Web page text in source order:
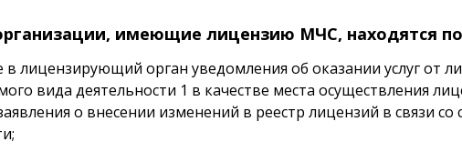
имеющие лицензию МЧС, находятся
в лицензирующий орган уведомления об оказании услуг от
вида деятельности 1 в качестве места осуществления
о внесении изменений в реестр лицензий в связи